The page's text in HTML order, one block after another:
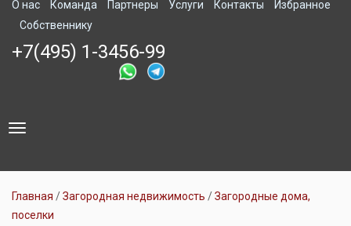
О нас Команда Партнеры Услуги Контакты
Избранное
Собственнику
+7(495) 1-3456-99
Toggle
Главная Загородная недвижимость
Загородные дома,
поселки